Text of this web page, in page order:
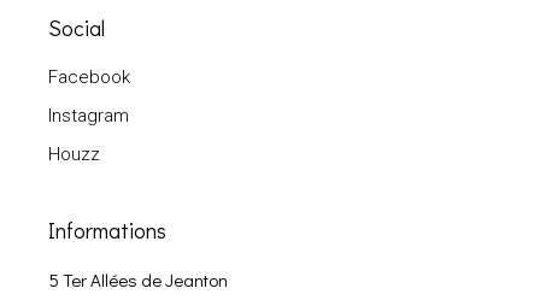
Social
Facebook
Instagram
Houzz
Informations
5 Ter Allées de Jeanton